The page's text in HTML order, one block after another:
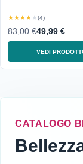
★★★★★(4)
83,00 €49,99 €
VEDI
CATALOGO